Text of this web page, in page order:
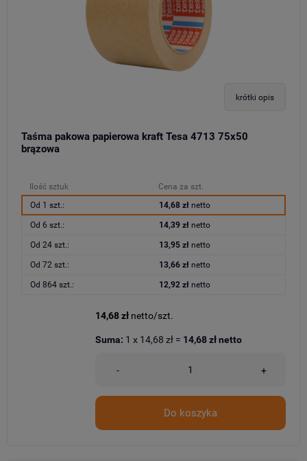
krótki opis
Taśma pakowa papierowa kraft Tesa 4713 75x50
brązowa
Ilość sztuk
Cena za szt.
Od 1 szt.:
14,68 złnetto
Od 6 szt.: 14,39 złnetto
Od 24 szt.: 13,95 złnetto
Od 72 szt.: 13,66 złnetto
Od 864 szt.: 12,92 złnetto
14,68 zł netto/szt.
- +
Do koszyka
Suma: 1 x 14,68 zł = 14,68 złnetto